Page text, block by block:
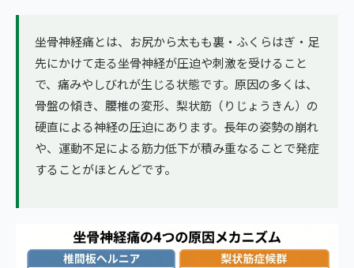
坐骨神経痛とは、お尻から太もも裏・ふくらはぎ・足
先にかけて走る坐骨神経が圧迫や刺激を受けること
で、痛みやしびれが生じる状態です。原因の多くは、
骨盤の傾き、腰椎の変形、梨状筋（りじょうきん）の
硬直による神経の圧迫にあります。長年の姿勢の崩れ
や、運動不足による筋力低下が積み重なることで発症
することがほとんどです。